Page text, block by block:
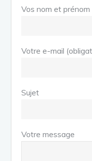
Vos nom et prénom
Votre e-mail
Sujet
Votre message